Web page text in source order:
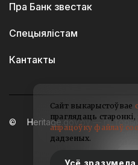
Пра Банк звестак
Спецыялістам
Кантакты
Heritage.gov.by —
Сайт выкарыстоўвае
праглядаць
апрацоўку файлаў
дадзеных.
Усё зразумела